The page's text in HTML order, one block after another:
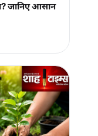
जानिए आसान